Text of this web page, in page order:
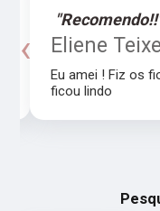
Eliene
Eu amei ! Fiz os
ficou lindo
‹